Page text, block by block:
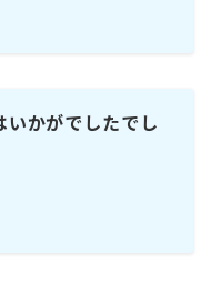
かがでしたでし